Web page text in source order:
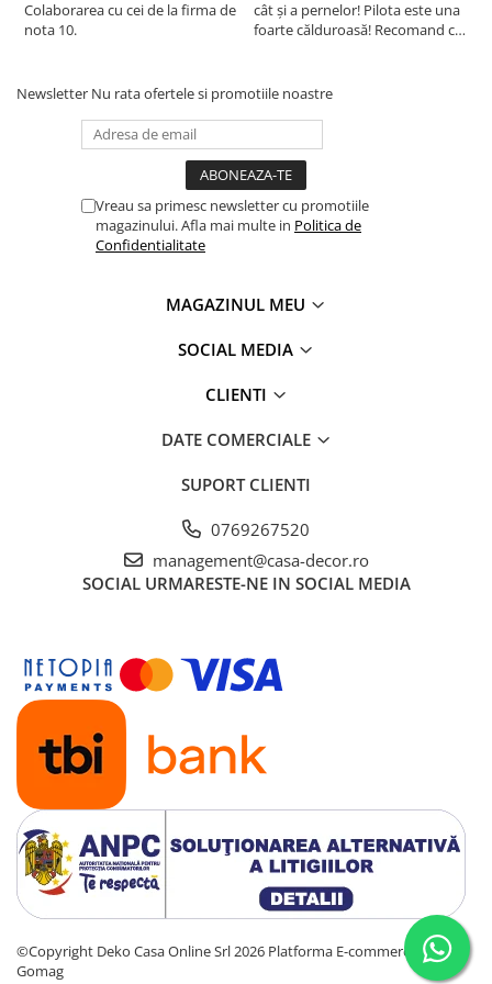
Colaborarea cu cei de la firma de
nota 10.
cât și a pernelor! Pilota este una
foarte călduroasă! Recomand cu
Newsletter Nu rata ofertele si promotiile noastre
Vreau sa primesc newsletter cu promotiile
magazinului. Afla mai multe in Politica de
Confidentialitate
MAGAZINUL MEU
SOCIAL MEDIA
CLIENTI
DATE COMERCIALE
SUPORT CLIENTI
0769267520
management@casa-decor.ro
SOCIAL URMARESTE-NE IN SOCIAL MEDIA
©Copyright Deko Casa Online Srl 2026 Platforma E-commerce by
Gomag